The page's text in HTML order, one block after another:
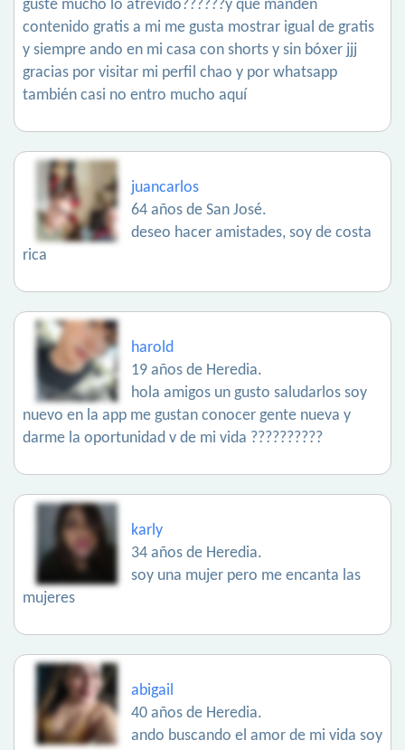
guste mucho lo atrevido??????y que manden
contenido gratis a mi me gusta mostrar igual de gratis
y siempre ando en mi casa con shorts y sin bóxer jjj
gracias por visitar mi perfil chao y por whatsapp
también casi no entro mucho aquí
juancarlos
64 años de San José.
deseo hacer amistades, soy de costa
rica
harold
19 años de Heredia.
hola amigos un gusto saludarlos soy
nuevo en la app me gustan conocer gente nueva y
darme la oportunidad v de mi vida ??????????
karly
34 años de Heredia.
soy una mujer pero me encanta las
mujeres
abigail
40 años de Heredia.
ando buscando el amor de mi vida soy